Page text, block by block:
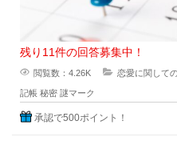
残り11件の回答募集中！
閲覧数：4.26K 恋愛に関して
記帳 秘密 謎マーク
承認で500ポイント！